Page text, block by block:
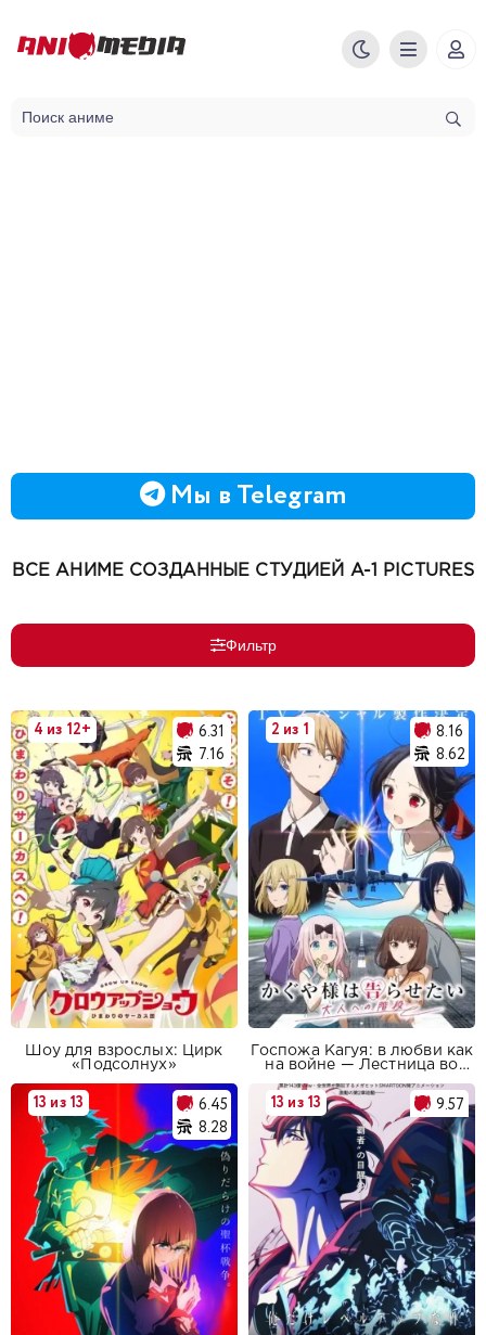
Мы в Telegram
ВСЕ АНИМЕ СОЗДАННЫЕ СТУДИЕЙ A-1 PICTURES
Фильтр
Шоу для взрослых: Цирк
«Подсолнух»
4 из 12+
6.31
7.16
Госпожа Кагуя: в любви как
на войне — Лестница во
2 из 1
8.16
8.62
13 из 13
6.45
8.28
13 из 13 9.57